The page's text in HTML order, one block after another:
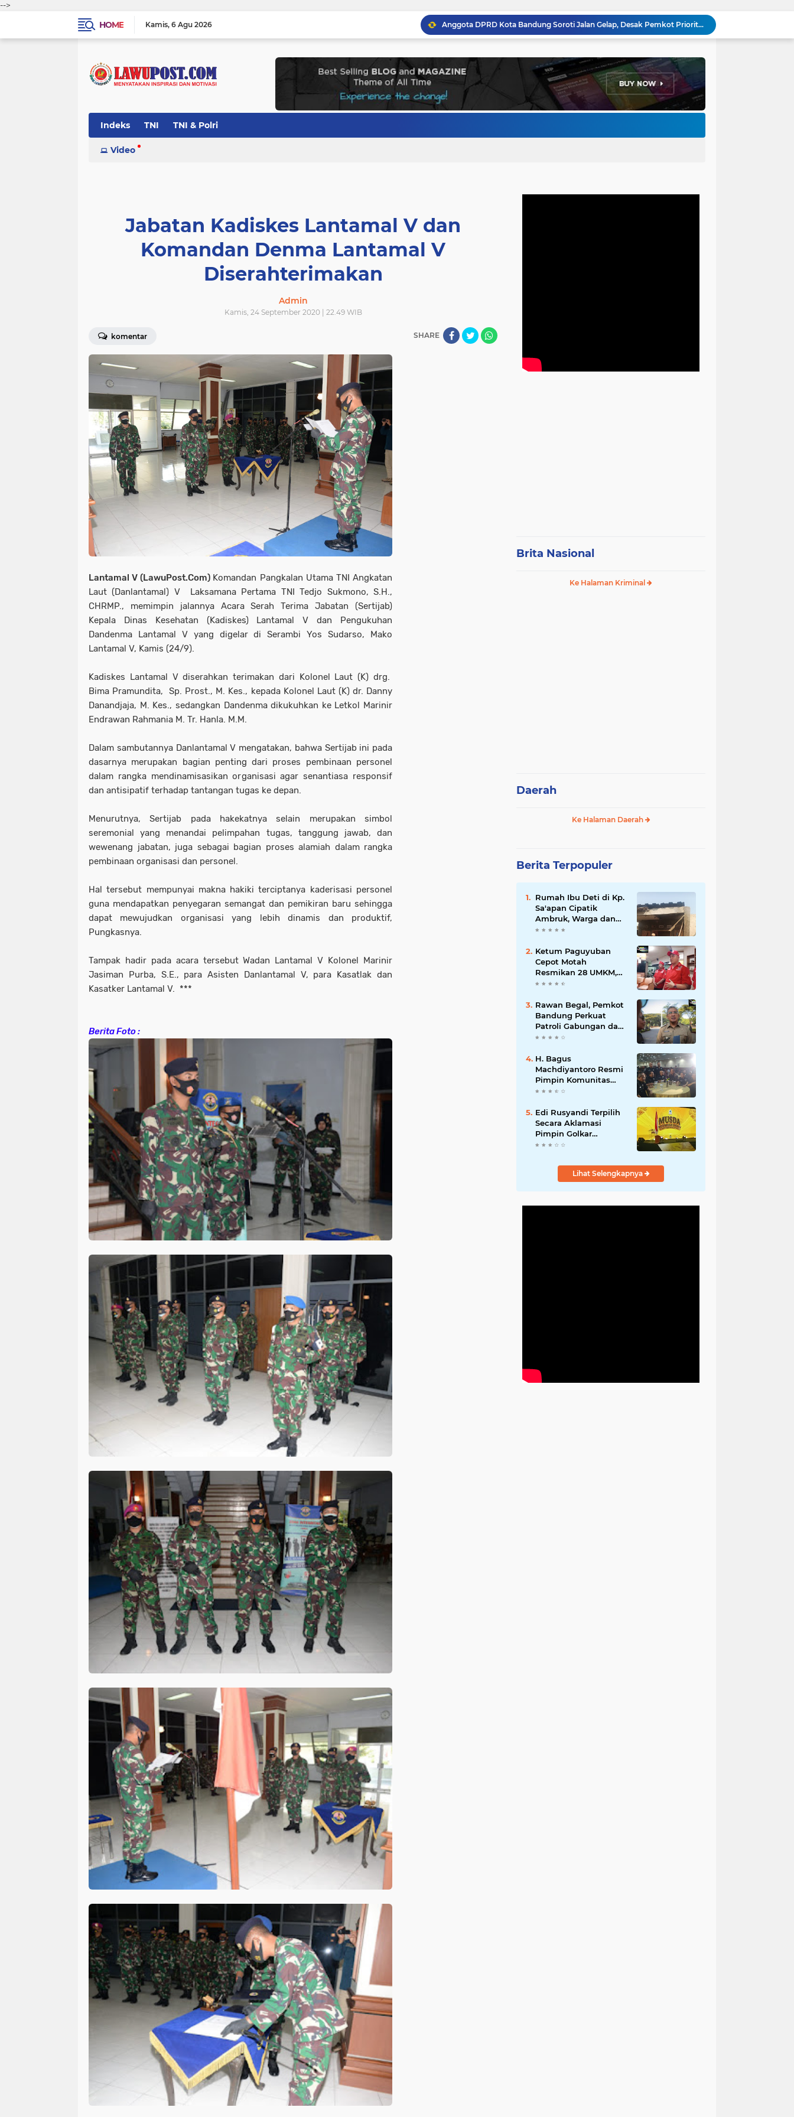
-->
HOME
Kamis 6 Agu 2026
Pemkot Bandung Gandeng Big Bad Wolf Hadirkan Festival Literasi Pages and Plates
H. Bagus Machdiyantoro Resmi Pimpin Komunitas BBC Periode 2026–2031, Siap Perkuat Solidaritas dan Hadirkan Program Nyata untuk Masyarakat
Hikmah Setelah Ibadah Salat Jumat: Momentum Memperkuat Iman dan Kepedulian Sosial
Penataan Kabel Udara FO di Cimahi Capai 15 KM, Target Kota Bebas Kabel Semrawut
Menakar Udara dan Tanah di Kaki Manglayang: Minimnya Tutupan Pohon di Blok Padaemut-Cigupakan Tingkatkan Risiko Klimatologi dan Ekologi
Indeks TNI TNI & Polri
Video
Jabatan Kadiskes Lantamal V dan
Komandan Denma Lantamal V
Diserahterimakan
Admin
Kamis, 24 September 2020 | 22.49 WIB
komentar SHARE
Lantamal V (LawuPost.Com) Komandan Pangkalan Utama TNI Angkatan
Laut (Danlantamal) V Laksamana Pertama TNI Tedjo Sukmono, S.H.,
CHRMP., memimpin jalannya Acara Serah Terima Jabatan (Sertijab)
Kepala Dinas Kesehatan (Kadiskes) Lantamal V dan Pengukuhan
Dandenma Lantamal V yang digelar di Serambi Yos Sudarso, Mako
Lantamal V, Kamis (24/9).
Kadiskes Lantamal V diserahkan terimakan dari Kolonel Laut (K) drg.
Bima Pramundita, Sp. Prost., M. Kes., kepada Kolonel Laut (K) dr. Danny
Danandjaja, M. Kes., sedangkan Dandenma dikukuhkan ke Letkol Marinir
Endrawan Rahmania M. Tr. Hanla. M.M.
Dalam sambutannya Danlantamal V mengatakan, bahwa Sertijab ini pada
dasarnya merupakan bagian penting dari proses pembinaan personel
dalam rangka mendinamisasikan organisasi agar senantiasa responsif
dan antisipatif terhadap tantangan tugas ke depan.
Menurutnya, Sertijab pada hakekatnya selain merupakan simbol
seremonial yang menandai pelimpahan tugas, tanggung jawab, dan
wewenang jabatan, juga sebagai bagian proses alamiah dalam rangka
pembinaan organisasi dan personel.
Hal tersebut mempunyai makna hakiki terciptanya kaderisasi personel
guna mendapatkan penyegaran semangat dan pemikiran baru sehingga
dapat mewujudkan organisasi yang lebih dinamis dan produktif,
Pungkasnya.
Tampak hadir pada acara tersebut Wadan Lantamal V Kolonel Marinir
Jasiman Purba, S.E., para Asisten Danlantamal V, para Kasatlak dan
Kasatker Lantamal V. ***
Berita Foto :
Brita Nasional
Ke Halaman Kriminal
Daerah
Ke Halaman Daerah
Berita Terpopuler
Rumah Ibu Deti di Kp.
Sa'apan Cipatik
Ambruk, Warga dan
Pemdes Sigap Bantu
Ketum Paguyuban
Cepot Motah
Resmikan 28 UMKM,
Siap Gelar Festival
Jalan Braga
Rawan Begal, Pemkot
Bandung Perkuat
Patroli Gabungan dan
Pengawasan Digital
H. Bagus
Machdiyantoro Resmi
Pimpin Komunitas
BBC Periode 2026–
Solidaritas dan
Hadirkan Program
Nyata untuk
Masyarakat
Edi Rusyandi Terpilih
Secara Aklamasi
Pimpin Golkar
Bandung Barat,
Kepemimpinan
Harmonis "TurunLihat Selengkapnya